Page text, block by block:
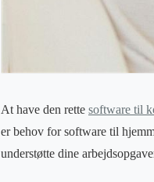
At have den rette software til
er behov for software til
understøtte dine